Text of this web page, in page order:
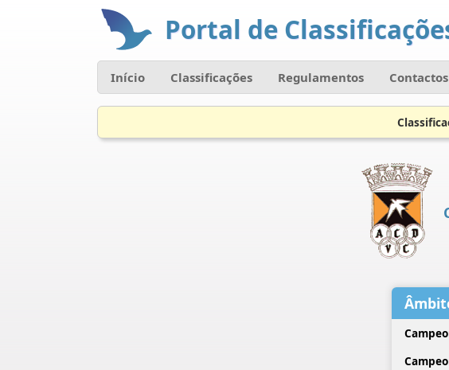
Portal de
Início Classificações Regulamentos Contactos